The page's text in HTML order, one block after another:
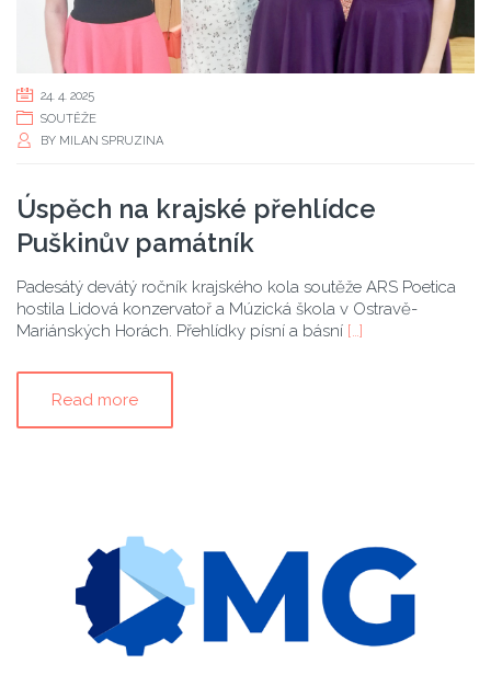
24. 4. 2025
SOUTĚŽE
BY MILAN SPRUZINA
Úspěch na krajské přehlídce
Puškinův památník
Padesátý devátý ročník krajského kola soutěže ARS Poetica
hostila Lidová konzervatoř a Múzická škola v Ostravě-
Mariánských Horách. Přehlídky písní a básní […]
Read more